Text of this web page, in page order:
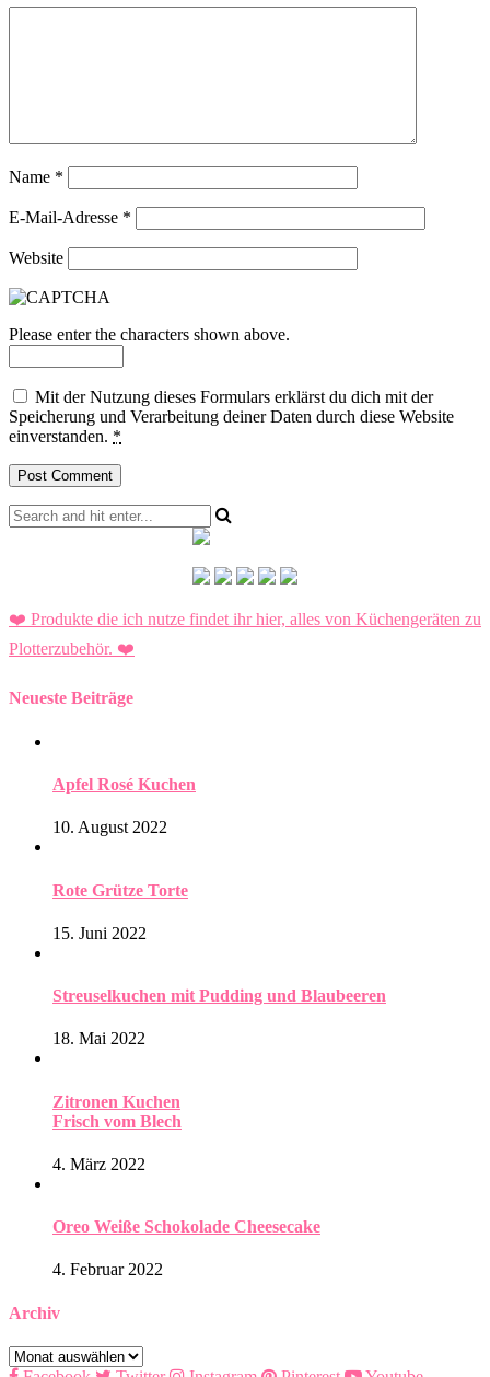
Name *
E-Mail-Adresse *
Website
Please enter the characters shown above.
Mit der Nutzung dieses Formulars erklärst du dich mit der
Speicherung und Verarbeitung deiner Daten durch diese Website
einverstanden. *
❤️ Produkte die ich nutze findet ihr hier, alles von Küchengeräten zu
Plotterzubehör. ❤️
Neueste Beiträge
Apfel Rosé Kuchen
10. August 2022
Rote Grütze Torte
15. Juni 2022
Streuselkuchen mit Pudding und Blaubeeren
18. Mai 2022
Zitronen Kuchen
Frisch vom Blech
4. März 2022
Oreo Weiße Schokolade Cheesecake
4. Februar 2022
Archiv
Archiv